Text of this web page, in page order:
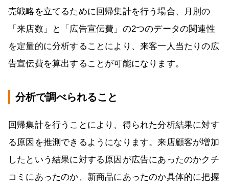
売戦略を立てるために回帰集計を行う場合、月別の
「来店数」と「広告宣伝費」の2つのデータの関連性
を定量的に分析することにより、来客一人当たりの広
告宣伝費を算出することが可能になります。
分析で調べられること
回帰集計を行うことにより、得られた分析結果に対す
る原因を推測できるようになります。来店顧客が増加
したという結果に対する原因が広告にあったのかクチ
コミにあったのか、新商品にあったのか具体的に把握